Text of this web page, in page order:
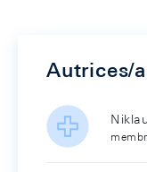
Autrices/